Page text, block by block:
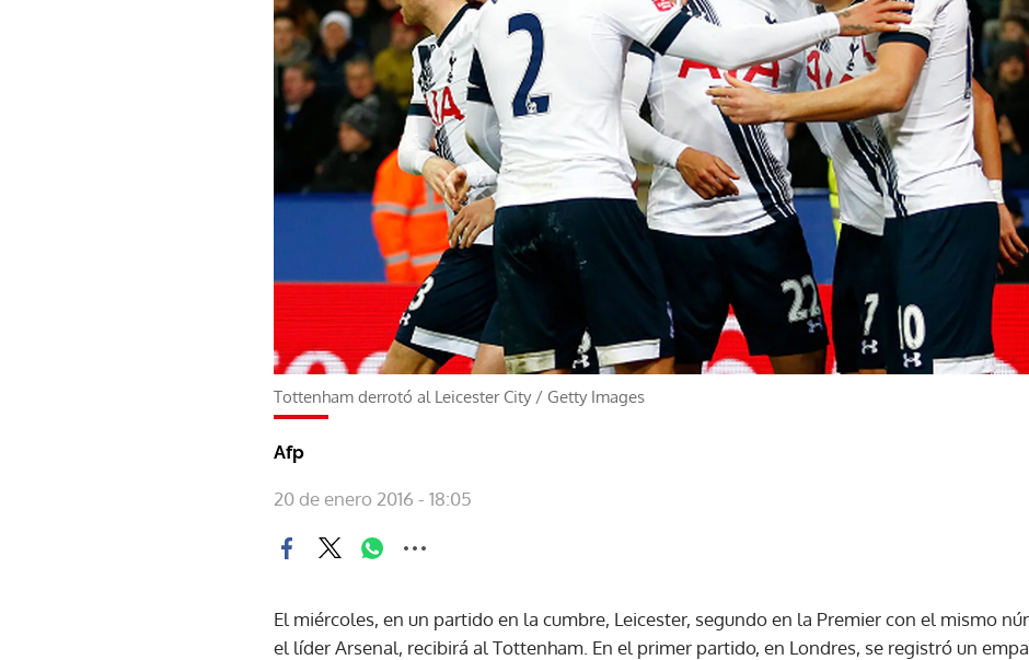
Tottenham derrotó al Leicester City/ Getty Images
Afp
20 de enero 2016 - 18:05
El miércoles, en un partido en la cumbre, Leicester, segundo en la Premier con el mismo
el líder Arsenal, recibirá al Tottenham. En el primer partido, en Londres, se registró un